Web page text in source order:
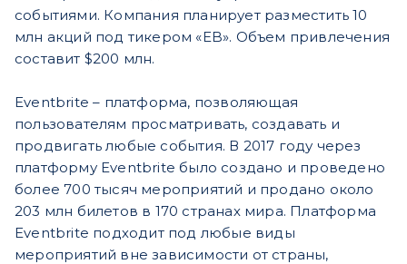
событиями. Компания планирует разместить 10
млн акций под тикером «EB». Объем привлечения
составит $200 млн.
Eventbrite – платформа, позволяющая
пользователям просматривать, создавать и
продвигать любые события. В 2017 году через
платформу Eventbrite было создано и проведено
более 700 тысяч мероприятий и продано около
203 млн билетов в 170 странах мира. Платформа
Eventbrite подходит под любые виды
мероприятий вне зависимости от страны,